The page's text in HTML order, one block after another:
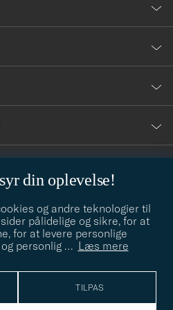
din oplevelse!
og andre teknologier til
pålidelige og sikre, for at
for at levere personlige
personlig … Læs mere
TILPAS
stil? Lad os hjælpe dig, vi hjælper